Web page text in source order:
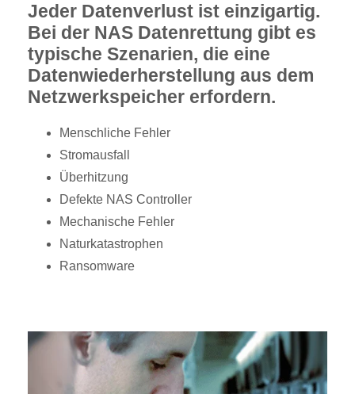
Jeder Datenverlust ist einzigartig.
Bei der NAS Datenrettung gibt es
typische Szenarien, die eine
Datenwiederherstellung aus dem
Netzwerkspeicher erfordern.
Menschliche Fehler
Stromausfall
Überhitzung
Defekte NAS Controller
Mechanische Fehler
Naturkatastrophen
Ransomware